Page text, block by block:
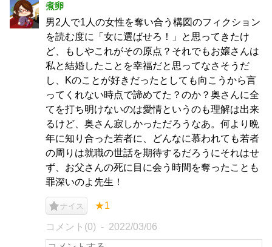
煮卵
男2人で1人の女性を奪い合う構図のフィクション
を読む度に「女に選ばせろ！」と思ってきたけ
ど、もしやこれがその原点？それでもお嬢さんは
私と結婚したことを幸福だと思ってなさそうだ
し、Kのことが好きだったとしても向こうから言
ってくれない時点で諦めてた？のか？奥さんに全
てを打ち明けないのは愛情というのも理解は出来
るけど、奥さん寂しかっただろうなあ。何より晩
年に知り合った若者に、どんなに慕われても若者
の周りは就職の世話を期待するだろうにそれはせ
ず、お父さんの死に目に会う時間を奪ったことも
罪深いのよ先生！
ナイス ★1
コメント(0) 2022/03/06